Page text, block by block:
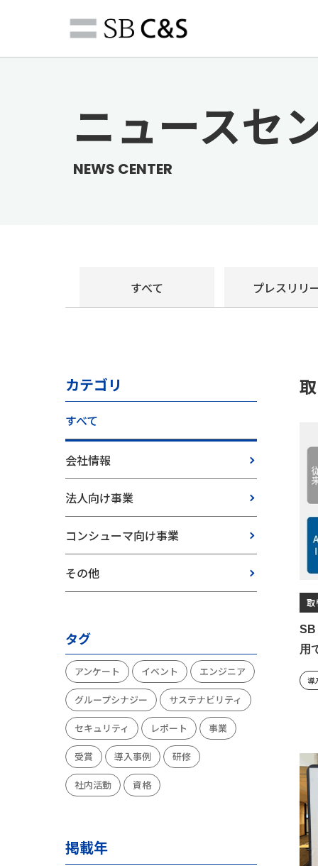
ニュースセ
NEWS CENTER
すべて プレスリリ
取
SB
用
導
カテゴリ
すべて
会社情報
法人向け事業
コンシューマ向け事業
その他
タグ
アンケート イベント エンジニア
グループシナジー サステナビリティ
セキュリティ レポート 事業
受賞 導入事例 研修
社内活動 資格
掲載年